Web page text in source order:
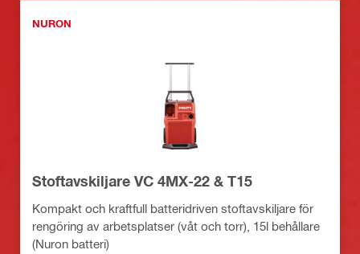
NURON
Stoftavskiljare VC 4MX-22 & T15
Kompakt och kraftfull batteridriven stoftavskiljare för
rengöring av arbetsplatser (våt och torr), 15l behållare
(Nuron batteri)